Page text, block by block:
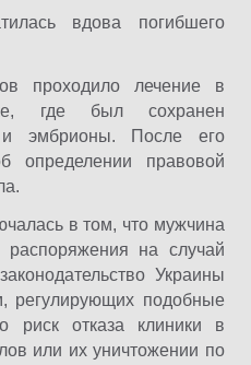
вдова погибшего
проходило лечение в
где был сохранен
эмбрионы. После его
определении правовой
в том, что мужчина
распоряжения на случай
Украины
регулирующих подобные
риск отказа клиники в
или их уничтожении по